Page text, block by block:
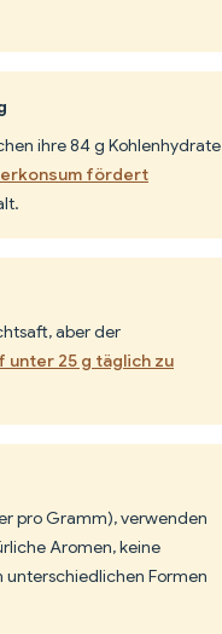
ihre 84 g Kohlenhydrate
fördert
aber der
unter 25 g täglich zu
pro Gramm), verwenden
Aromen, keine
unterschiedlichen Formen